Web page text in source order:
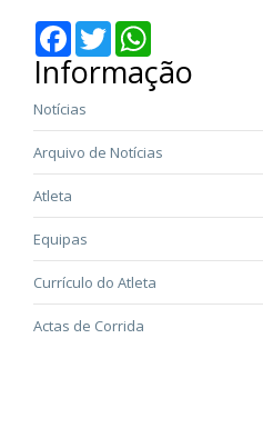
Facebook
Twitter
Informação
Notícias
Arquivo de Notícias
Atleta
Equipas
Currículo do Atleta
Actas de Corrida